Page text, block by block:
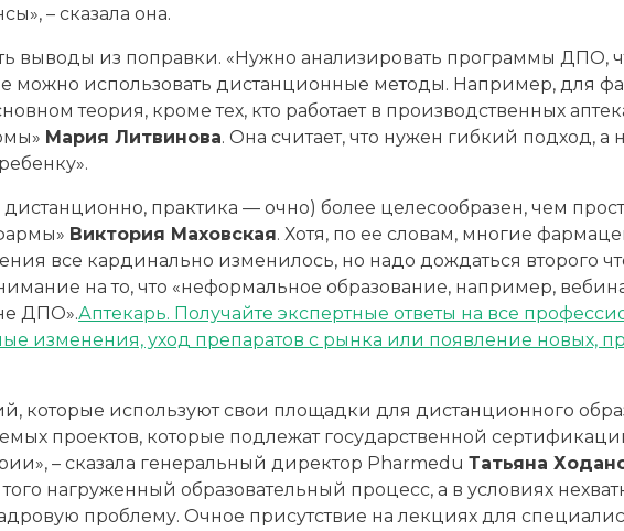
– сказала она.
выводы из поправки. «Нужно анализировать программы ДПО,
можно использовать дистанционные методы. Например, для
теория, кроме тех, кто работает в производственных
Мария Литвинова. Она считает, что нужен гибкий подход, а
практика — очно) более целесообразен, чем
Виктория Маховская. Хотя, по ее словам, многие
все кардинально изменилось, но надо дождаться второго
на то, что «неформальное образование, например,
ДПО».Аптекарь. Получайте экспертные ответы на все
изменения, уход препаратов с рынка или появление новых,
которые используют свои площадки для дистанционного
проектов, которые подлежат государственной
– сказала генеральный директор Pharmedu Татьяна
нагруженный образовательный процесс, а в условиях
проблему. Очное присутствие на лекциях для